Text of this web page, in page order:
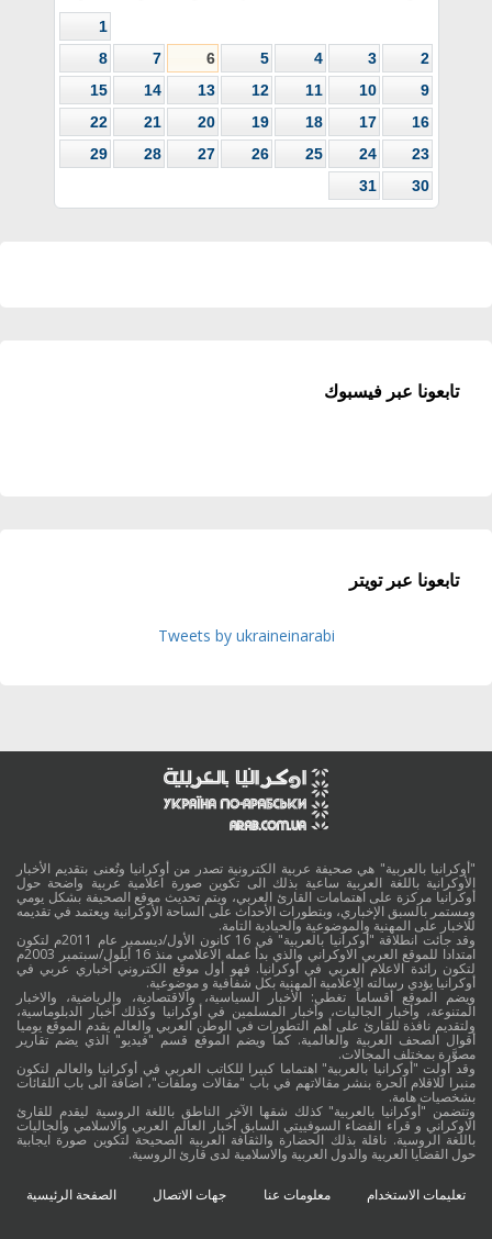
1
2
3
4
5
6
7
8
9
10
11
12
13
14
15
16
17
18
19
20
21
22
23
24
25
26
27
28
29
30
31
تابعونا عبر فيسبوك
تابعونا عبر تويتر
Tweets by ukraineinarabi
"أوكرانيا بالعربية" هي صحيفة عربية الكترونية تصدر من أوكرانيا وتُعنى بتقديم الأخبار
الأوكرانية باللغة العربية ساعية بذلك الى تكوين صورة اعلامية عربية واضحة حول
أوكرانيا مركزة على اهتمامات القارئ العربي، ويتم تحديث موقع الصحيفة بشكل يومي
ومستمر بالسبق الإخباري، وبتطورات الأحداث على الساحة الأوكرانية ويعتمد في تقديمه
للاخبار على المهنية والموضوعية والحيادية التامة.
وقد جائت انطلاقة "أوكرانيا بالعربية" في 16 كانون الأول/ديسمبر عام 2011م لتكون
امتدادا للموقع العربي الاوكراني والذي بدأ عمله الاعلامي منذ 16 أيلول/سبتمبر 2003م
لتكون رائدة الاعلام العربي في أوكرانيا. فهو أول موقع الكتروني أخباري عربي في
أوكرانيا يؤدي رسالته الاعلامية المهنية بكل شفافية و موضوعية.
ويضم الموقع أقساماً تغطي: الأخبار السياسية، والاقتصادية، والرياضية، والاخبار
المتنوعة، وأخبار الجاليات، وأخبار المسلمين في أوكرانيا وكذلك أخبار الدبلوماسية،
ولتقديم نافذة للقارئ على أهم التطورات في الوطن العربي والعالم يقدم الموقع يوميا
أقوال الصحف العربية والعالمية. كما ويضم الموقع قسم "فيديو" الذي يضم تقارير
مصوَّرة بمختلف المجالات.
وقد أولت "أوكرانيا بالعربية" اهتماما كبيرا للكاتب العربي في أوكرانيا والعالم لتكون
منبرا للاقلام الحرة بنشر مقالاتهم في باب "مقالات وملفات"، اضافة الى باب اللقائات
بشخصيات هامة.
وتتضمن "أوكرانيا بالعربية" كذلك شقها الآخر الناطق باللغة الروسية ليقدم للقارئ
الاوكراني و قراء الفضاء السوفييتي السابق أخبار العالم العربي والاسلامي والجاليات
باللغة الروسية. ناقلة بذلك الحضارة والثقافة العربية الصحيحة لتكوين صورة ايجابية
حول القضايا العربية والدول العربية والاسلامية لدى قارئ الروسية.
تعليمات الاستخدام معلومات عنا جهات الاتصال الصفحة الرئيسية